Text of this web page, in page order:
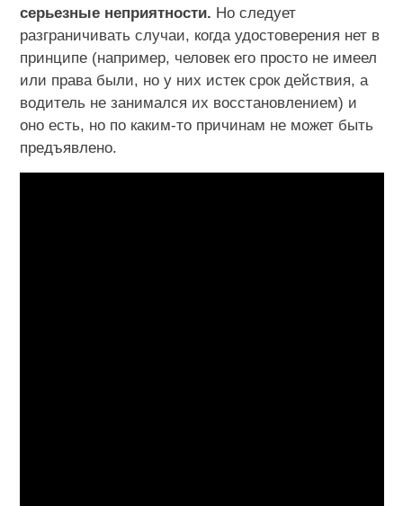
серьезные неприятности. Но следует
разграничивать случаи, когда удостоверения нет в
принципе (например, человек его просто не имеел
или права были, но у них истек срок действия, а
водитель не занимался их восстановлением) и
оно есть, но по каким-то причинам не может быть
предъявлено.